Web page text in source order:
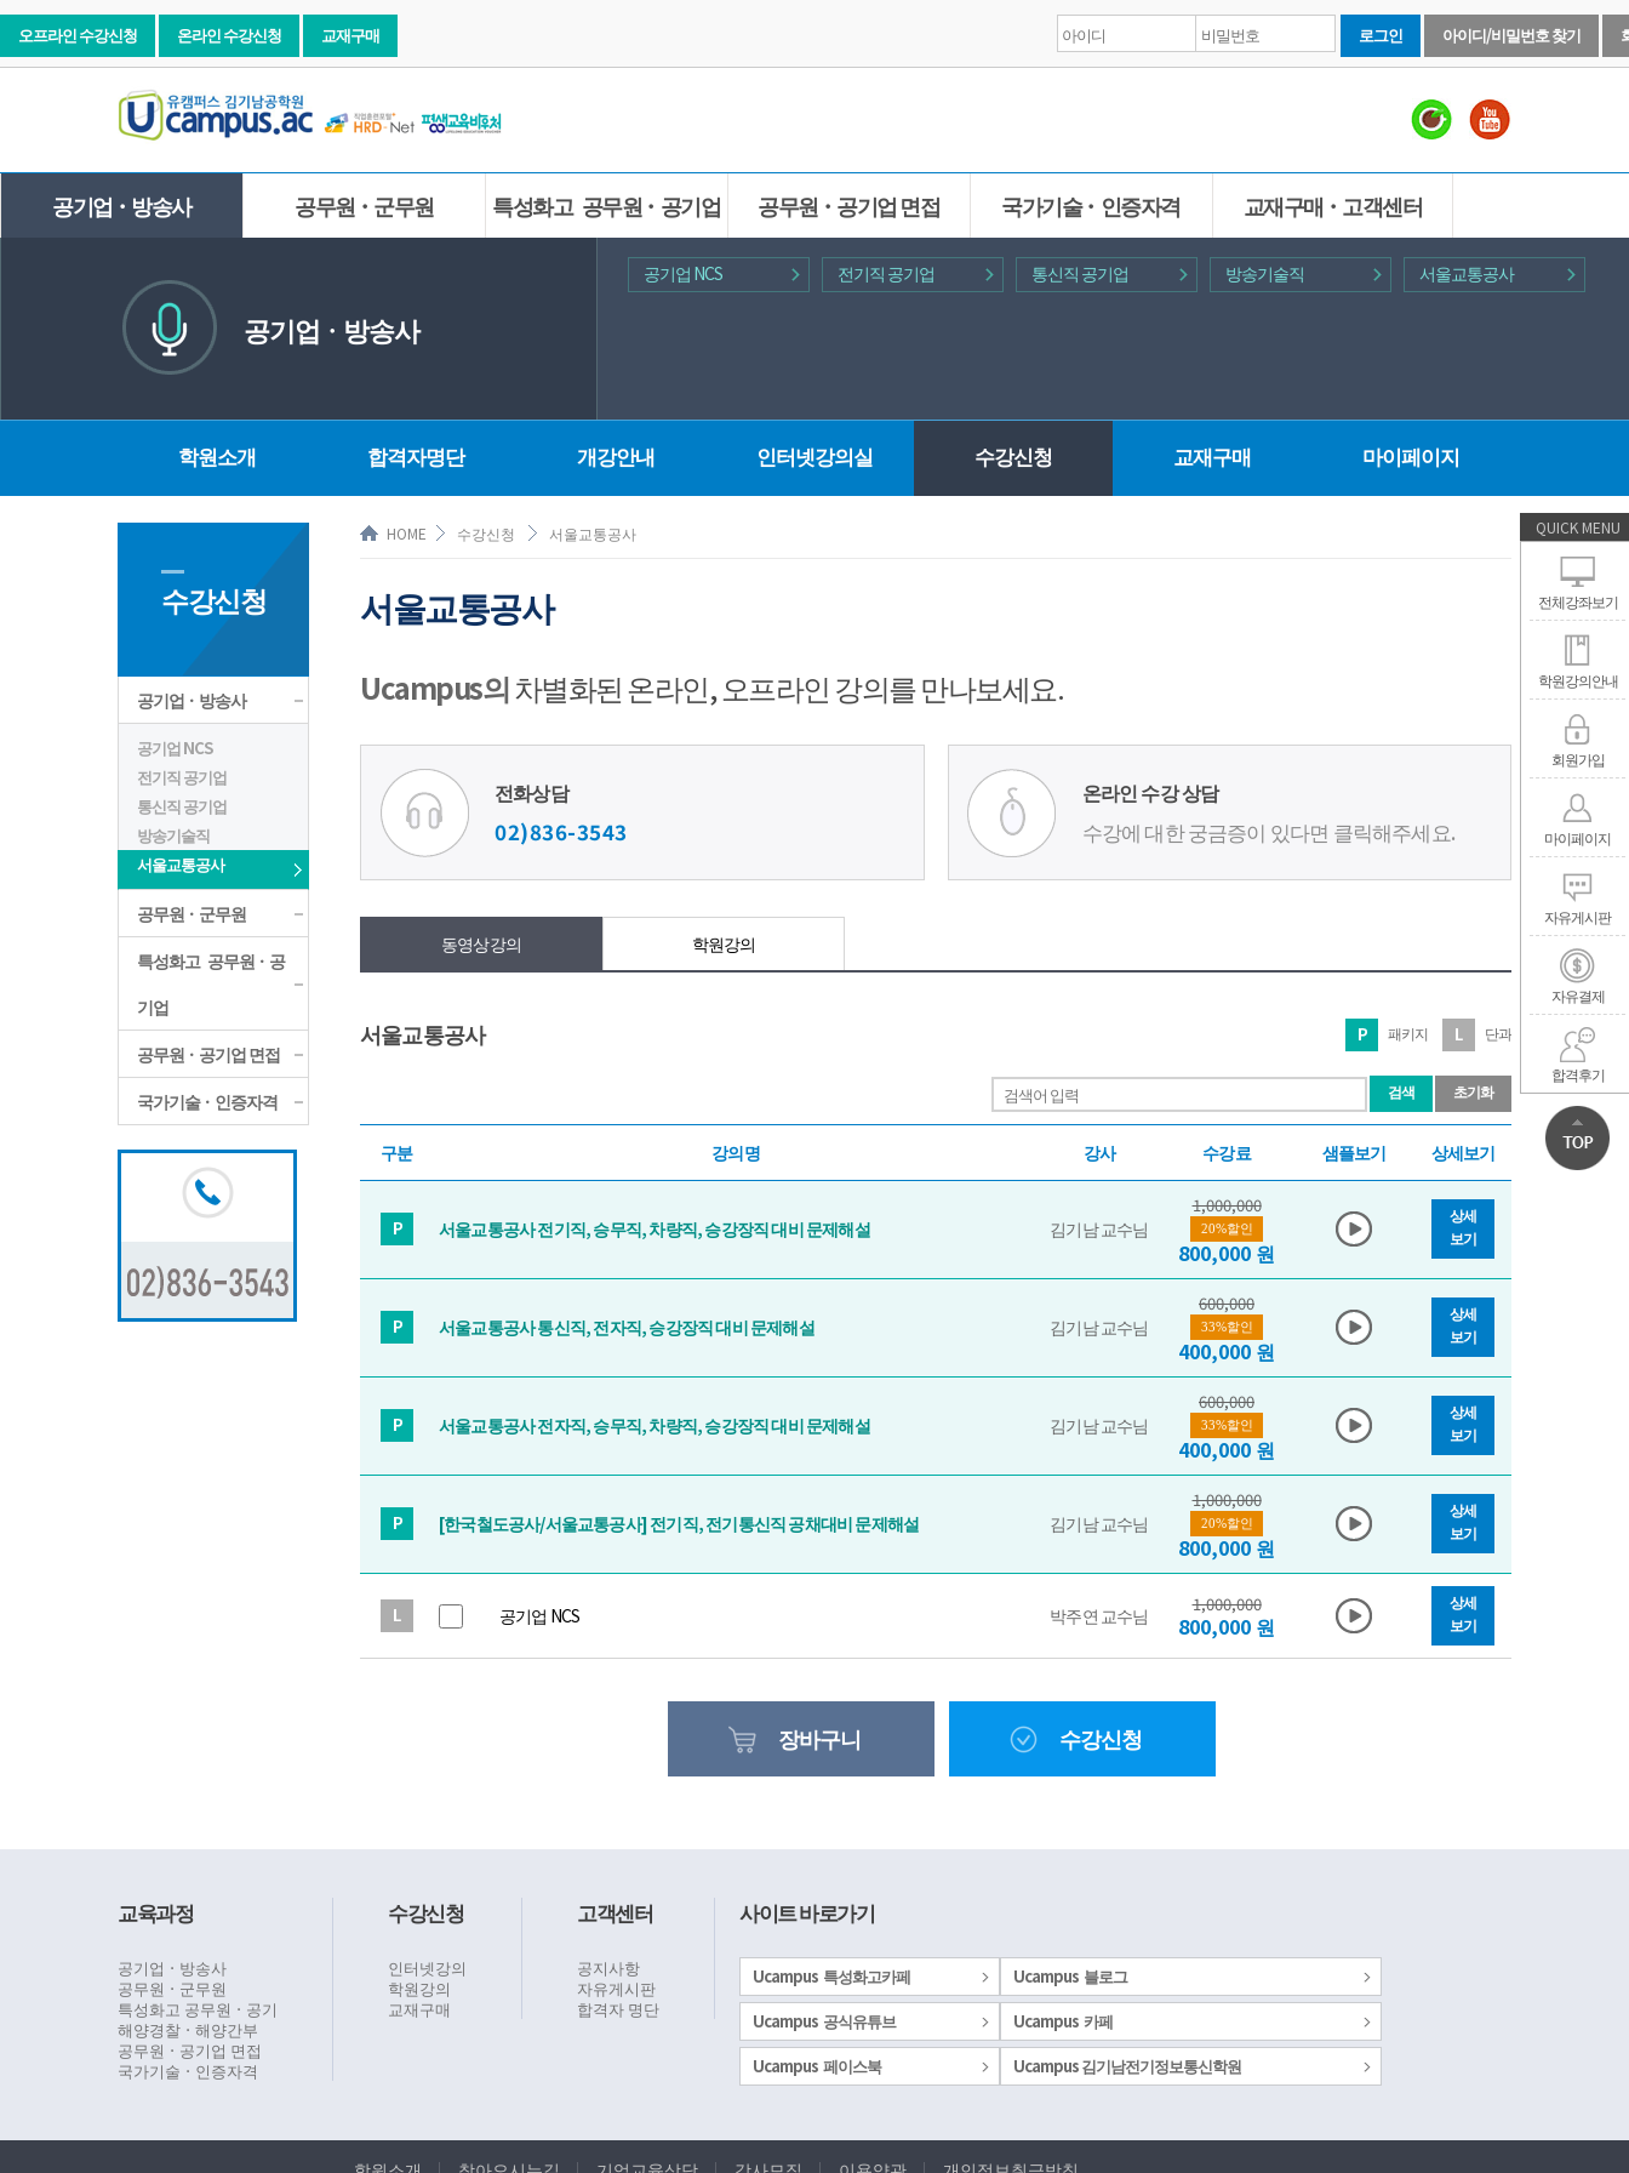
오프라인 수강신청 온라인 수강신청 교재구매 로그인 아이디/비밀번호 찾기
공기업ㆍ방송사
공기업ㆍ방송사
공기업 NCS 전기직 공기업 통신직 공기업 방송기술직 서울교통공사
공무원ㆍ군무원 특성화고 공무원ㆍ공기업 공무원ㆍ공기업 면접 국가기술ㆍ인증자격 교재구매ㆍ고객센터
QUICK MENU
전체강좌보기
학원강의안내
회원가입
마이페이지
자유게시판
자유결제
합격후기
학원소개 합격자명단 개강안내 인터넷강의실 수강신청 교재구매 마이페이지
수강신청
공기업ㆍ방송사
공기업 NCS
전기직 공기업
통신직 공기업
방송기술직
서울교통공사
공무원ㆍ군무원
특성화고 공무원ㆍ공
기업
공무원ㆍ공기업 면접
국가기술ㆍ인증자격
HOME 수강신청 서울교통공사
서울교통공사
Ucampus의차별화된 온라인, 오프라인 강의를 만나보세요.
전화상담
02)836-3543
온라인 수강 상담
수강에 대한 궁금증이 있다면 클릭해주세요.
동영상강의 학원강의
서울교통공사 패키지 단과
검색 초기화
구분 강의명 강사 수강료 샘플보기 상세보기
서울교통공사 전기직, 승무직, 차량직, 승강장직 대비 문제해설 김기남 교수님
1,000,000
20%할인
800,000 원
상세
보기
서울교통공사 통신직, 전자직, 승강장직 대비 문제해설 김기남 교수님
600,000
33%할인
400,000 원
상세
보기
서울교통공사 전자직, 승무직, 차량직, 승강장직 대비 문제해설 김기남 교수님
600,000
33%할인
400,000 원
상세
보기
[한국철도공사/서울교통공사] 전기직, 전기통신직 공채대비 문제해설 김기남 교수님
1,000,000
20%할인
800,000 원
상세
보기
공기업 NCS 박주연 교수님 1,000,000
800,000 원
상세
보기
장바구니 수강신청
교육과정
공기업ㆍ방송사
공무원ㆍ군무원
특성화고 공무원ㆍ공기
해양경찰ㆍ해양간부
공무원ㆍ공기업 면접
국가기술ㆍ인증자격
수강신청
인터넷강의
학원강의
교재구매
고객센터
공지사항
자유게시판
합격자 명단
사이트 바로가기
Ucampus 특성화고카페
Ucampus 블로그
Ucampus 공식유튜브
Ucampus 카페
Ucampus 페이스북
Ucampus 김기남전기정보통신학원